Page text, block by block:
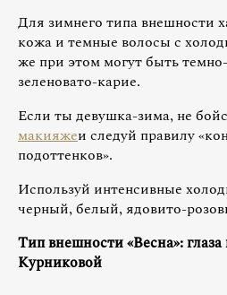
Для зимнего типа внешности
кожа и темные волосы с
же при этом могут быть
зеленовато-карие.
Если ты девушка-зима, не
макияжеи следуй правилу
подоттенков».
Используй интенсивные
черный, белый, ядовито-
Тип внешности «Весна»:
Курниковой